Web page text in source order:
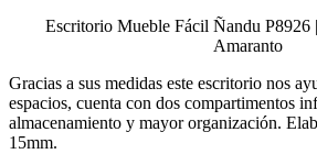
Escritorio Mueble Fácil Ñandu P8926
Amaranto
Gracias a sus medidas este escritorio nos
espacios, cuenta con dos compartimentos
almacenamiento y mayor organización.
15mm.